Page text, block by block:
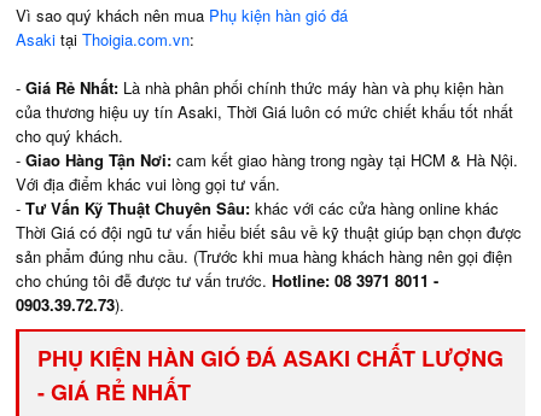
Vì sao quý khách nên mua Phụ kiện hàn gió đá
Asaki tạiThoigia.com.vn:
-Giá Rẻ Nhất: Là nhà phân phối chính thức máy hàn và phụ kiện hàn
của thương hiệu uy tín Asaki, Thời Giá luôn có mức chiết khấu tốt nhất
cho quý khách.
-Giao Hàng Tận Nơi:cam kết giao hàng trong ngày tại HCM & Hà Nội.
Với địa điểm khác vui lòng gọi tư vấn.
-Tư Vấn Kỹ Thuật Chuyên Sâu:khác với các cửa hàng online khác
Thời Giá có đội ngũ tư vấn hiểu biết sâu về kỹ thuật giúp bạn chọn được
sản phẩm đúng nhu cầu. (Trước khi mua hàng khách hàng nên gọi điện
cho chúng tôi đễ được tư vấn trước.Hotline: 08 3971 8011 -
0903.39.72.73).
PHỤ KIỆN HÀN GIÓ ĐÁ ASAKI CHẤT LƯỢNG
- GIÁ RẺ NHẤT